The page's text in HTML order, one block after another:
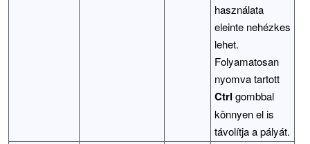
használata
eleinte nehézkes
lehet.
Folyamatosan
nyomva tartott
Ctrl gombbal
könnyen el is
távolítja a pályát.